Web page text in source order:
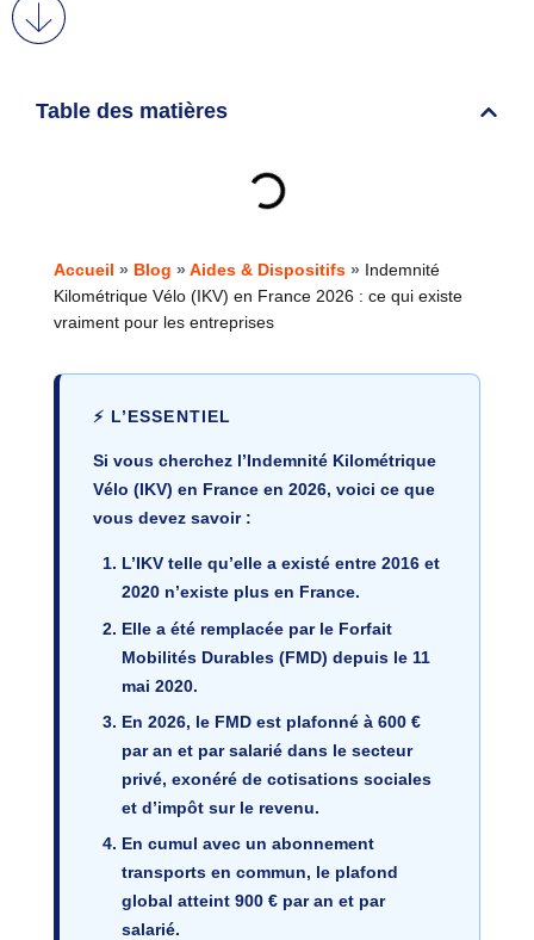
Table des matières
Accueil » Blog » Aides & Dispositifs» Indemnité
Kilométrique Vélo (IKV) en France 2026 : ce qui existe
vraiment pour les entreprises
⚡ L’ESSENTIEL
Si vous cherchez l’Indemnité Kilométrique
Vélo (IKV) en France en 2026, voici ce que
vous devez savoir :
L’IKV telle qu’elle a existé entre 2016 et
2020 n’existe plusen France.
Elle a été remplacée par le Forfait
Mobilités Durables (FMD) depuis le 11
mai 2020.
En 2026, le FMD est plafonné à 600 €
par an et par salariédans le secteur
privé, exonéré de cotisations sociales
et d’impôt sur le revenu.
En cumul avec un abonnement
transports en commun, le plafond
global atteint 900 € par an et par
salarié.